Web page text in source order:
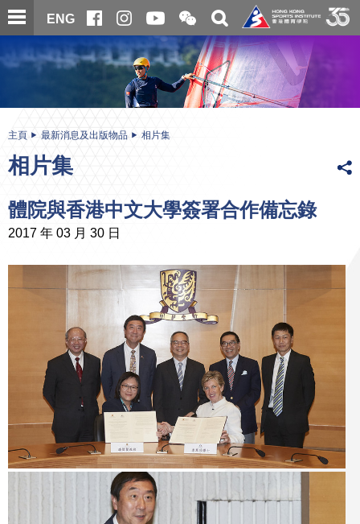
跳
至
內
ENG
開
合
微
信
二
維
碼
關
搜
尋
内
主頁 最新消息及出版物品 相片集
相片集
體院與香港中文大學簽署合作備忘錄
2017 年 03 月 30 日